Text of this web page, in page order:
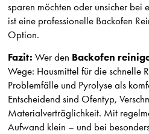
sparen möchten oder unsicher bei
ist eine professionelle Backofen
Option.
Fazit: Wer den Backofen
Wege: Hausmittel für die schnelle
Problemfälle und Pyrolyse als
Entscheidend sind Ofentyp,
Materialverträglichkeit. Mit
Aufwand klein – und bei